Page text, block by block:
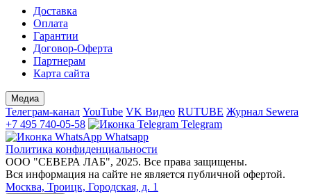
Доставка
Оплата
Гарантии
Договор-Оферта
Партнерам
Карта сайта
Медиа
Телеграм-канал YouTube VK Видео RUTUBE Журнал Sewera
+7 495 740-05-58
Telegram
Whatsapp
Политика конфиденциальности
ООО "СЕВЕРА ЛАБ", 2025. Все права защищены.
Вся информация на сайте не является публичной офертой.
Москва, Троицк, Городская, д. 1